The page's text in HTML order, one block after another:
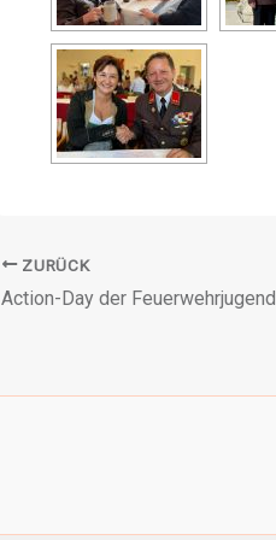
ZURÜCK
Action-Day der Feuerwehr­jugend